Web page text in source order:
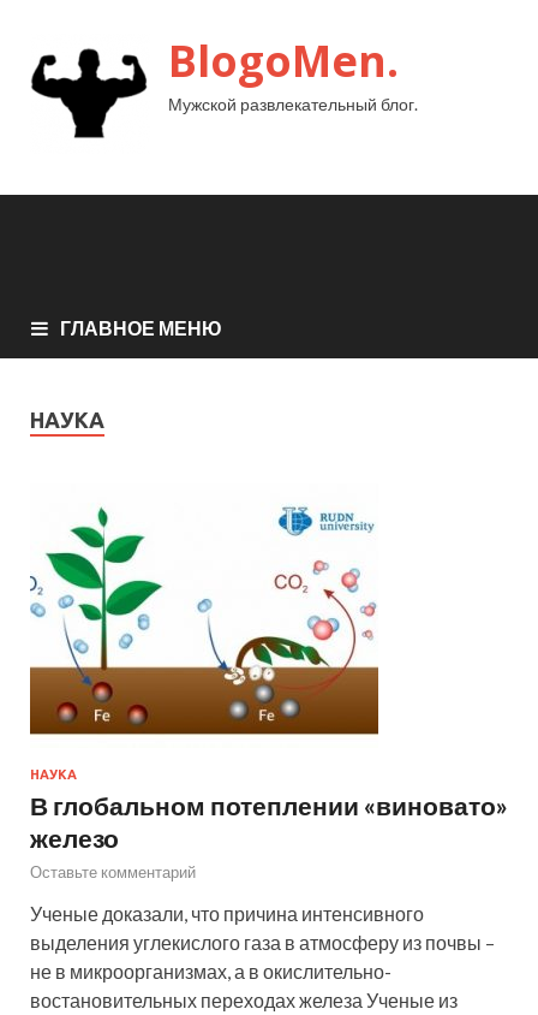
BlogoMen.
Мужской развлекательный блог.
ГЛАВНОЕ МЕНЮ
НАУКА
НАУКА
В глобальном потеплении «виновато»
железо
Оставьте комментарий
Ученые доказали, что причина интенсивного
выделения углекислого газа в атмосферу из почвы –
не в микроорганизмах, а в окислительно-
востановительных переходах железа Ученые из